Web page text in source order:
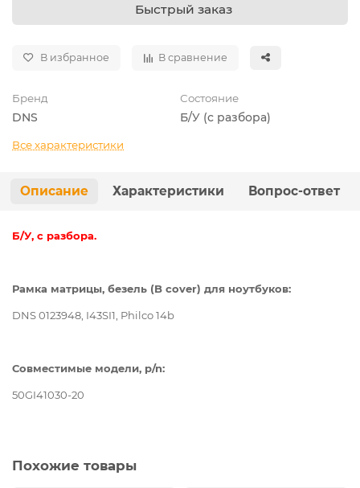
Быстрый заказ
В избранное В сравнение
Бренд
DNS
Состояние
Б/У (с разбора)
Все характеристики
Описание Характеристики Вопрос-ответ
Б/У, с разбора.
Рамка матрицы, безель (B cover) для ноутбуков:
DNS 0123948 , I43SI1 , Philco 14b
Совместимые модели, p/n:
50GI41030-20
Похожие товары